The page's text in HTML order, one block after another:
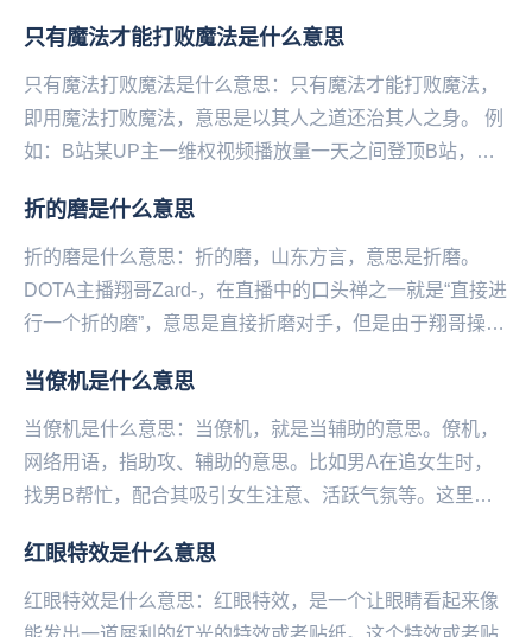
只有魔法才能打败魔法是什么意思
只有魔法打败魔法是什么意思：只有魔法才能打败魔法，
即用魔法打败魔法，意思是以其人之道还治其人之身。 例
如：B站某UP主一维权视频播放量一天之间登顶B站，他
折的磨是什么意思
折的磨是什么意思：折的磨，山东方言，意思是折磨。
DOTA主播翔哥Zard-，在直播中的口头禅之一就是“直接进
行一个折的磨”，意思是直接折磨对手，但是由于翔哥操作
当僚机是什么意思
当僚机是什么意思：当僚机，就是当辅助的意思。僚机，
网络用语，指助攻、辅助的意思。比如男A在追女生时，
找男B帮忙，配合其吸引女生注意、活跃气氛等。这里的
红眼特效是什么意思
红眼特效是什么意思：红眼特效，是一个让眼睛看起来像